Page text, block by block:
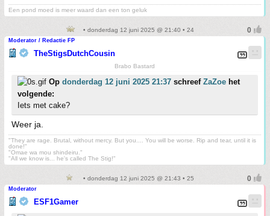
Een pond moed is meer waard dan een ton geluk
• donderdag 12 juni 2025 @ 21:40 • 24
Moderator / Redactie FP
TheStigsDutchCousin
Brabo Bastard
Op donderdag 12 juni 2025 21:37 schreef ZaZoe het
volgende:
Iets met cake?
Weer ja.
"They are rage. Brutal, without mercy. But you.... You will be worse. Rip and tear, until it is
done!"
"Omae wa mou shindeiru."
"All we know is... he's called The Stig!"
• donderdag 12 juni 2025 @ 21:43 • 25
Moderator
ESF1Gamer